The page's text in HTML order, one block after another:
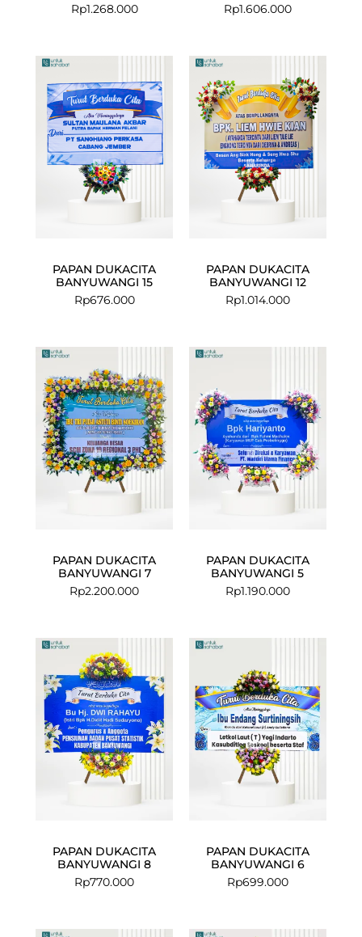
Rp1.268.000
Rp1.606.000
PAPAN DUKACITA
BANYUWANGI 15
Rp676.000
PAPAN DUKACITA
BANYUWANGI 12
Rp1.014.000
PAPAN DUKACITA
BANYUWANGI 7
Rp2.200.000
PAPAN DUKACITA
BANYUWANGI 5
Rp1.190.000
PAPAN DUKACITA
BANYUWANGI 8
Rp770.000
PAPAN DUKACITA
BANYUWANGI 6
Rp699.000